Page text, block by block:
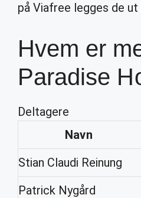
på Viafree legges de
Hvem er
Paradise
Deltagere
Navn
Stian Claudi Reinung
Patrick Nygård